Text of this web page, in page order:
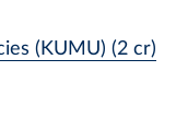
(KUMU) (2 cr)